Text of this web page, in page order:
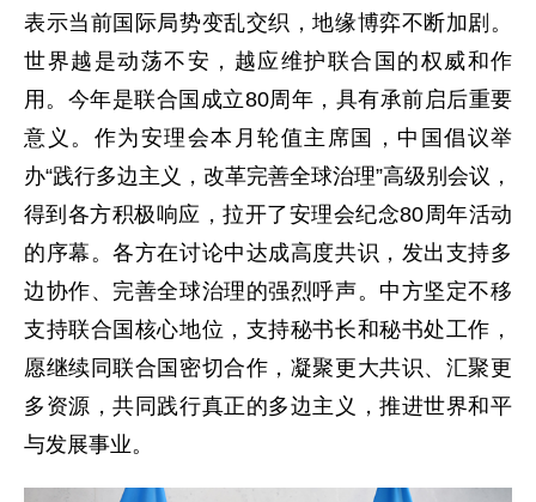
表示当前国际局势变乱交织，地缘博弈不断加剧。
世界越是动荡不安，越应维护联合国的权威和作
用。今年是联合国成立80周年，具有承前启后重要
意义。作为安理会本月轮值主席国，中国倡议举
办“践行多边主义，改革完善全球治理”高级别会议，
得到各方积极响应，拉开了安理会纪念80周年活动
的序幕。各方在讨论中达成高度共识，发出支持多
边协作、完善全球治理的强烈呼声。中方坚定不移
支持联合国核心地位，支持秘书长和秘书处工作，
愿继续同联合国密切合作，凝聚更大共识、汇聚更
多资源，共同践行真正的多边主义，推进世界和平
与发展事业。